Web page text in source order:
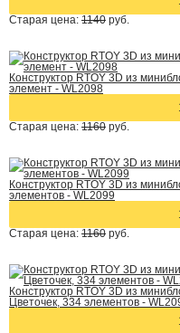
Старая цена: 1140 руб.
Конструктор RTOY 3D из
элемент - WL2098
Старая цена: 1160 руб.
Конструктор RTOY 3D из
элементов - WL2099
Старая цена: 1160 руб.
Конструктор RTOY 3D из
Цветочек, 334 элементов -